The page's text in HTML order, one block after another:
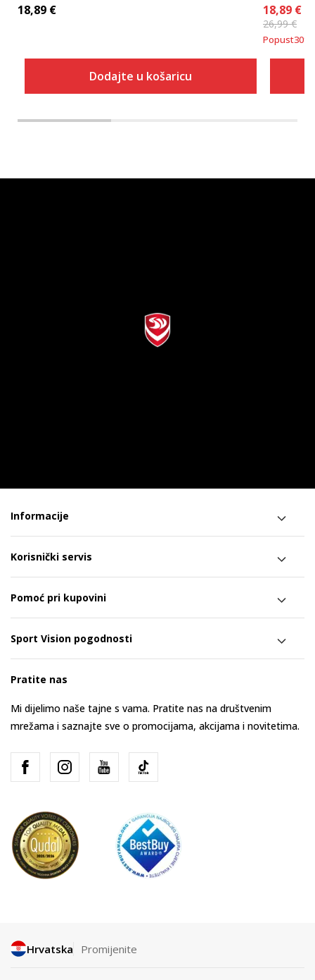
18,89 €
Dodajte u košaricu
18,89 €
26,99€
Popust30%
Informacije
Korisnički servis
Pomoć pri kupovini
Sport Vision pogodnosti
Pratite nas
Mi dijelimo naše tajne s vama. Pratite nas na društvenim
mrežama i saznajte sve o promocijama, akcijama i novitetima.
Hrvatska Promijenite